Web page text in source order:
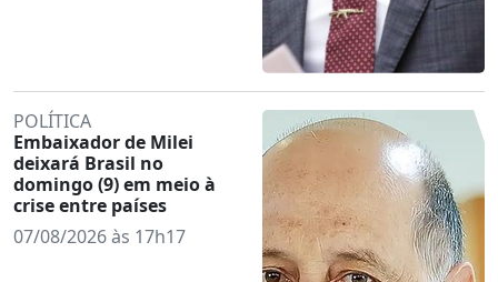
POLÍTICA
Embaixador de Milei
deixará Brasil no
domingo (9) em meio à
crise entre países
07/08/2026 às 17h17